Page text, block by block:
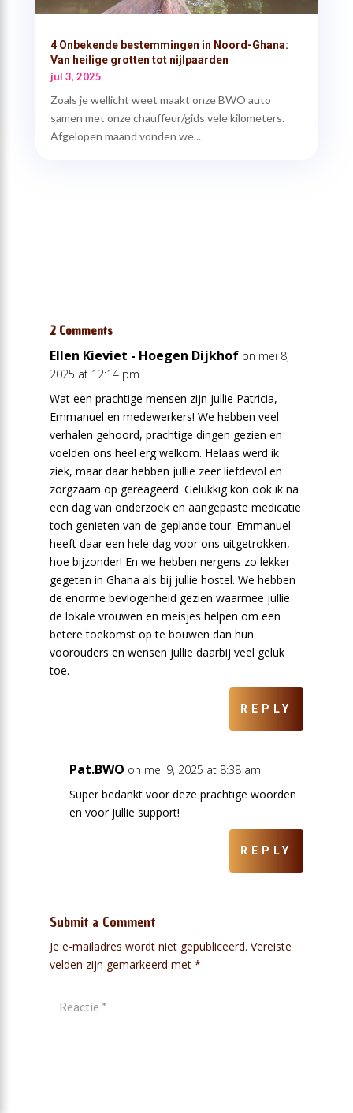
4 Onbekende bestemmingen in Noord-Ghana:
Van heilige grotten tot nijlpaarden
jul 3, 2025
Zoals je wellicht weet maakt onze BWO auto
samen met onze chauffeur/gids vele kilometers.
Afgelopen maand vonden we...
2 Comments
Ellen Kieviet - Hoegen Dijkhof on mei 8,
2025 at 12:14 pm
Wat een prachtige mensen zijn jullie Patricia,
Emmanuel en medewerkers! We hebben veel
verhalen gehoord, prachtige dingen gezien en
voelden ons heel erg welkom. Helaas werd ik
ziek, maar daar hebben jullie zeer liefdevol en
zorgzaam op gereageerd. Gelukkig kon ook ik na
een dag van onderzoek en aangepaste medicatie
toch genieten van de geplande tour. Emmanuel
heeft daar een hele dag voor ons uitgetrokken,
hoe bijzonder! En we hebben nergens zo lekker
gegeten in Ghana als bij jullie hostel. We hebben
de enorme bevlogenheid gezien waarmee jullie
de lokale vrouwen en meisjes helpen om een
betere toekomst op te bouwen dan hun
voorouders en wensen jullie daarbij veel geluk
toe.
REPLY
Pat.BWO on mei 9, 2025 at 8:38 am
Super bedankt voor deze prachtige woorden
en voor jullie support!
REPLY
Submit a Comment
Je e-mailadres wordt niet gepubliceerd. Vereiste
velden zijn gemarkeerd met *